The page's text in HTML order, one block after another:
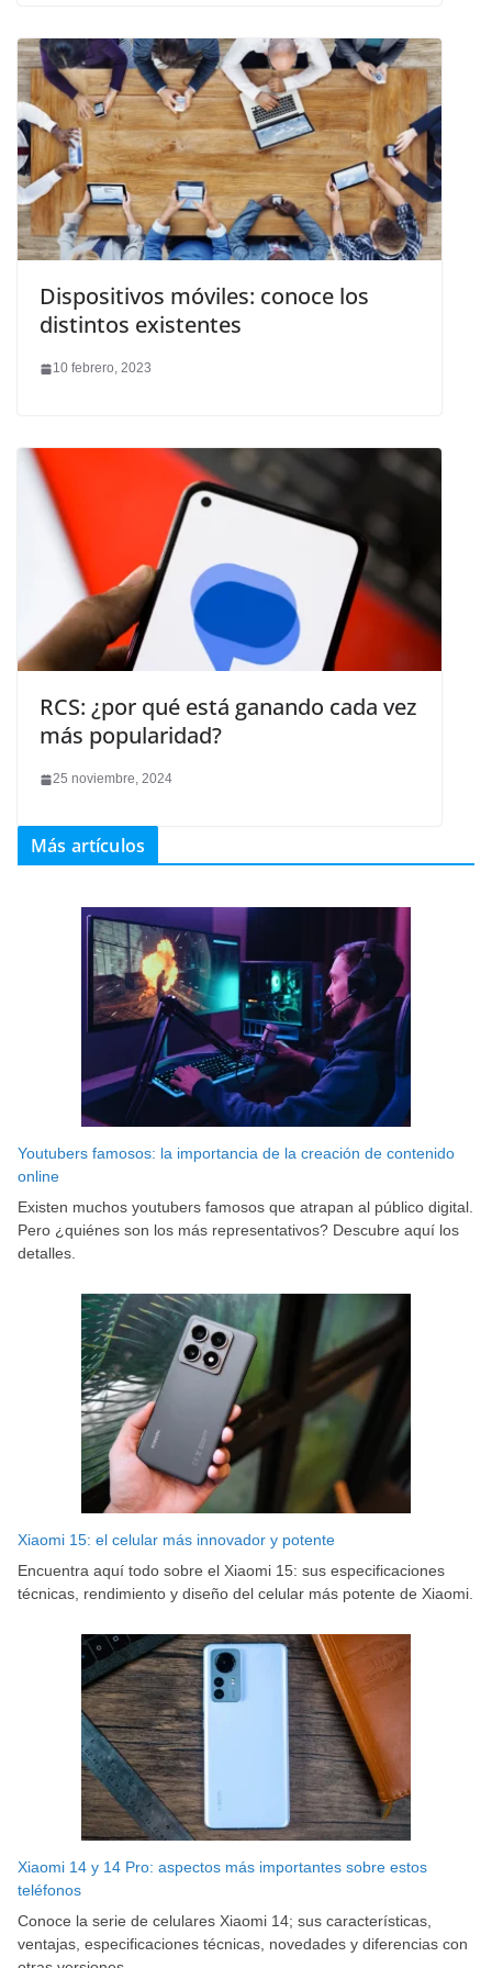
Dispositivos móviles: conoce los
distintos existentes
10 febrero, 2023
RCS: ¿por qué está ganando cada vez
más popularidad?
25 noviembre, 2024
Más artículos
Youtubers famosos: la importancia de la creación de contenido
online
Existen muchos youtubers famosos que atrapan al público digital.
Pero ¿quiénes son los más representativos? Descubre aquí los
detalles.
Xiaomi 15: el celular más innovador y potente
Encuentra aquí todo sobre el Xiaomi 15: sus especificaciones
técnicas, rendimiento y diseño del celular más potente de Xiaomi.
Xiaomi 14 y 14 Pro: aspectos más importantes sobre estos
teléfonos
Conoce la serie de celulares Xiaomi 14; sus características,
ventajas, especificaciones técnicas, novedades y diferencias con